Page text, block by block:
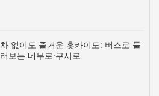
차 없이도 즐거운 홋카이도: 버스로 둘
러보는 네무로·쿠시로